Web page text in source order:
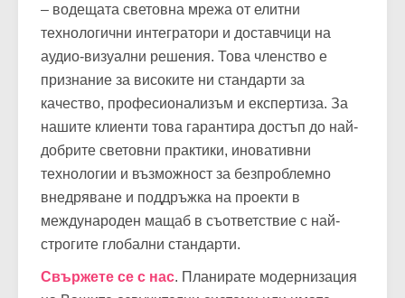
Syntegra Partners е член наPSNI Global Alliance
– водещата световна мрежа от елитни
технологични интегратори и доставчици на
аудио-визуални решения. Това членство е
признание за високите ни стандарти за
качество, професионализъм и експертиза. За
нашите клиенти това гарантира достъп до най-
добрите световни практики, иновативни
технологии и възможност за безпроблемно
внедряване и поддръжка на проекти в
строгите глобални стандарти.